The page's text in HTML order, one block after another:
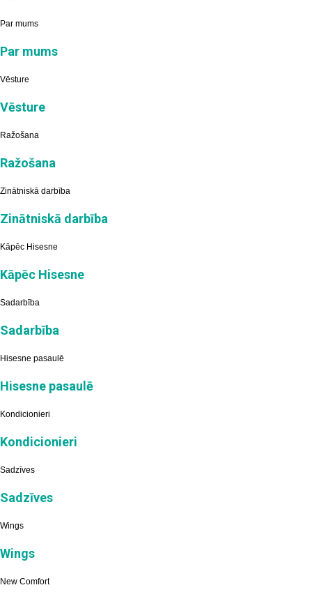
Par mums
Par mums
Vēsture
Vēsture
Ražošana
Ražošana
Zinātniskā darbība
Zinātniskā darbība
Kāpēc Hisesne
Kāpēc Hisesne
Sadarbība
Sadarbība
Hisesne pasaulē
Hisesne pasaulē
Kondicionieri
Kondicionieri
Sadzīves
Sadzīves
Wings
Wings
New Comfort